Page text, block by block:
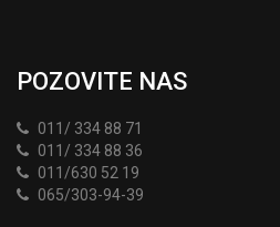
POZOVITE NAS
011/ 334 88 71
011/ 334 88 36
011/630 52 19
065/303-94-39